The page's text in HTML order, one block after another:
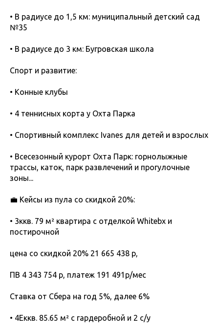
• В радиусе до 1,5 км: муниципальный детский сад
№35
• В радиусе до 3 км: Бугровская школа
Спорт и развитие:
• Конные клубы
• 4 теннисных корта у Охта Парка
• Спортивный комплекс Ivanes для детей и взрослых
• Всесезонный курорт Охта Парк: горнолыжные
трассы, каток, парк развлечений и прогулочные
зоны...
💼 Кейсы из пула со скидкой 20%:
• 3ккв. 79 м² квартира с отделкой Whitebx и
постирочной
цена со скидкой 20% 21 665 438 р,
ПВ 4 343 754 р, платеж 191 491р/мес
Ставка от Сбера на год 5%, далее 6%
• 4Еккв. 85.65 м² с гардеробной и 2 с/у